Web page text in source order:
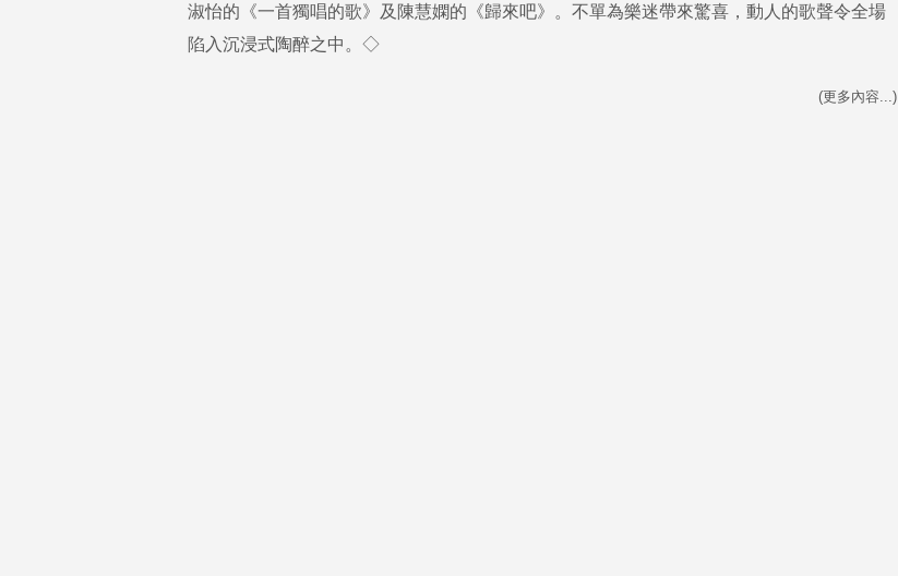
淑怡的《一首獨唱的歌》及陳慧嫻的《歸來吧》。不單為樂迷帶來驚喜，動人的歌聲令全場
陷入沉浸式陶醉之中。◇
(更多內容...)